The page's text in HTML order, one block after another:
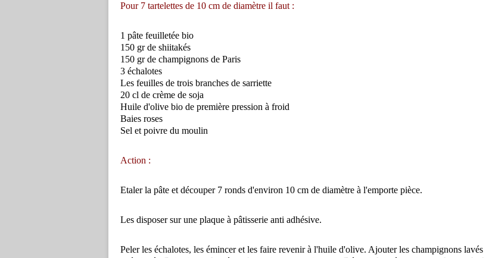
Pour 7 tartelettes de 10 cm de diamètre il faut :
1 pâte feuilletée bio
150 gr de shiitakés
150 gr de champignons de Paris
3 échalotes
Les feuilles de trois branches de sarriette
20 cl de crème de soja
Huile d'olive bio de première pression à froid
Baies roses
Sel et poivre du moulin
Action :
Etaler la pâte et découper 7 ronds d'environ 10 cm de diamètre à l'emporte pièce.
Les disposer sur une plaque à pâtisserie anti adhésive.
Peler les échalotes, les émincer et les faire revenir à l'huile d'olive. Ajouter les champignons lavés